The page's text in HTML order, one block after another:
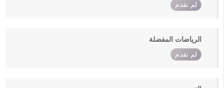
لم تقدم
الرياضات المفضلة
لم تقدم